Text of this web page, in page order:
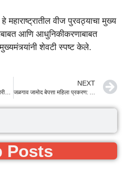
वीज पुरवठ्याचा मुख्य
आणि आधुनिकीकरणाबाबत
शेवटी स्पष्ट केले.
RTO गैरव्यवहार आणि कर चुकवेगिरीची होणार उच्चस्तरीय चौकशी; मुख्यमंत्री देवेंद्र फडणवीस यांचे कडक पाऊल
NEXT
जळगाव जामोद बेपत्ता महिला प्रकरण: दोषी पोलिसांवर बडतर्फीची कारवाई होणार; विभागीय चौकशी ३ महिन्यांत पूर्ण करण्याचे देवेंद्र फडणवीस यांचे आदेश
Posts